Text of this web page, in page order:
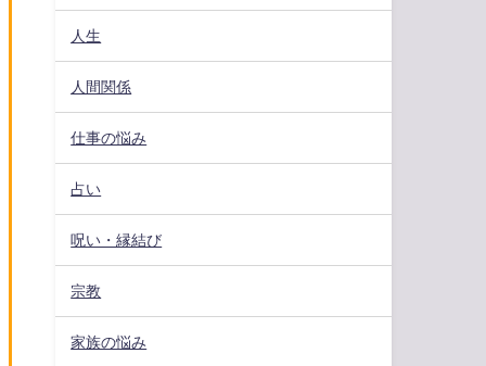
人生
人間関係
仕事の悩み
占い
呪い・縁結び
宗教
家族の悩み